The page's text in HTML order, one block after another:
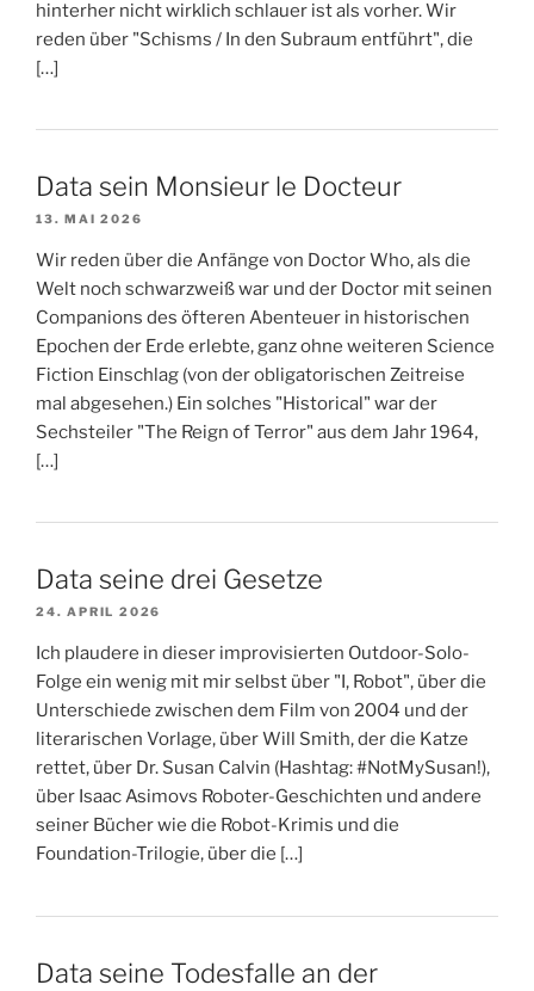
hinterher nicht wirklich schlauer ist als vorher. Wir
reden über "Schisms / In den Subraum entführt", die
[…]
Data sein Monsieur le Docteur
13. MAI 2026
Wir reden über die Anfänge von Doctor Who, als die
Welt noch schwarzweiß war und der Doctor mit seinen
Companions des öfteren Abenteuer in historischen
Epochen der Erde erlebte, ganz ohne weiteren Science
Fiction Einschlag (von der obligatorischen Zeitreise
mal abgesehen.) Ein solches "Historical" war der
Sechsteiler "The Reign of Terror" aus dem Jahr 1964,
[…]
Data seine drei Gesetze
24. APRIL 2026
Ich plaudere in dieser improvisierten Outdoor-Solo-
Folge ein wenig mit mir selbst über "I, Robot", über die
Unterschiede zwischen dem Film von 2004 und der
literarischen Vorlage, über Will Smith, der die Katze
rettet, über Dr. Susan Calvin (Hashtag: #NotMySusan!),
über Isaac Asimovs Roboter-Geschichten und andere
seiner Bücher wie die Robot-Krimis und die
Foundation-Trilogie, über die […]
Data seine Todesfalle an der